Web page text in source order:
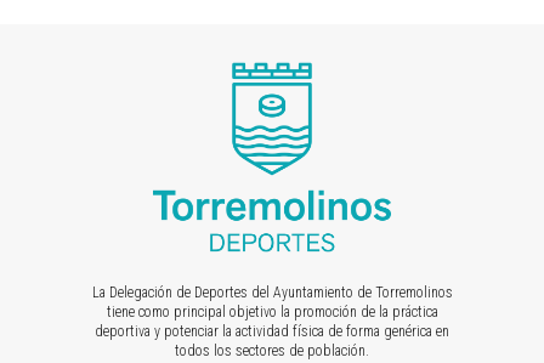
La Delegación de Deportes del Ayuntamiento de Torremolinos
tiene como principal objetivo la promoción de la práctica
deportiva y potenciar la actividad física de forma genérica en
todos los sectores de población.